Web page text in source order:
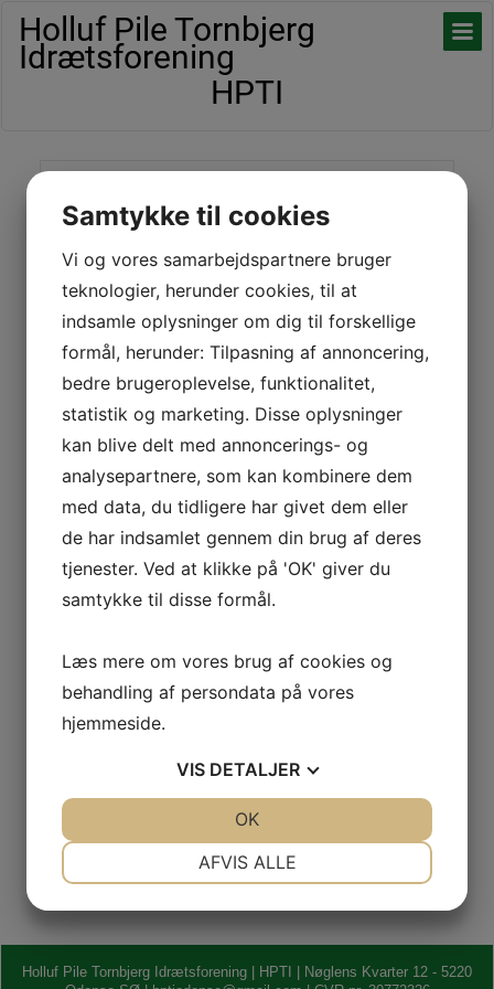
Holluf Pile Tornbjerg
Idrætsforening
HPTI
Udmelding
Badminton
Hans Jørgen Kyster, hajkys@hotmail.com
Fodbold
Gymnastik
Susanne Buch,
gymnastik@hpti.dk
Rugby
Frederik Pryds,
rugby@hpti.dk
Tennis
Nina Mujagic
Nina1702@live.dk
Bliv medlem
Bliv medlem
Holluf Pile Tornbjerg Idrætsforening | HPTI | Nøglens Kvarter 12 - 5220
Samtykke til cookies
Vi og vores samarbejdspartnere bruger
teknologier, herunder cookies, til at
indsamle oplysninger om dig til forskellige
formål, herunder: Tilpasning af annoncering,
bedre brugeroplevelse, funktionalitet,
statistik og marketing. Disse oplysninger
kan blive delt med annoncerings- og
analysepartnere, som kan kombinere dem
med data, du tidligere har givet dem eller
de har indsamlet gennem din brug af deres
tjenester. Ved at klikke på 'OK' giver du
samtykke til disse formål.
Læs mere om vores brug af cookies og
behandling af persondata på vores
hjemmeside.
VIS DETALJER
AFVIS ALLE
OK